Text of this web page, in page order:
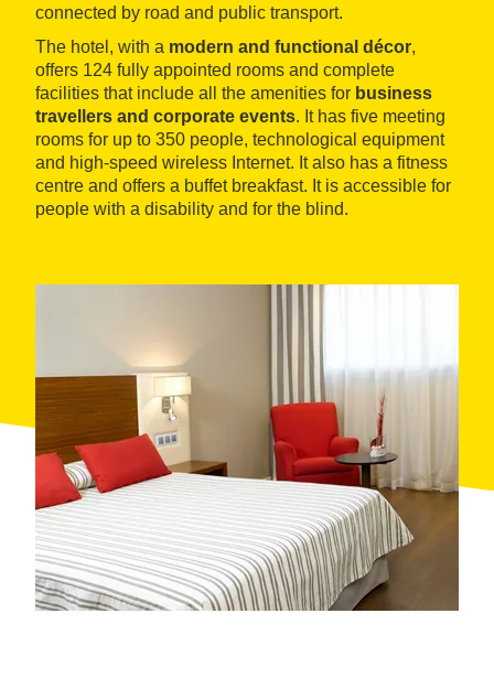
connected by road and public transport.
The hotel, with a modern and functional décor,
offers 124 fully appointed rooms and complete
facilities that include all the amenities for business
travellers and corporate events. It has five meeting
rooms for up to 350 people, technological equipment
and high-speed wireless Internet. It also has a fitness
centre and offers a buffet breakfast. It is accessible for
people with a disability and for the blind.